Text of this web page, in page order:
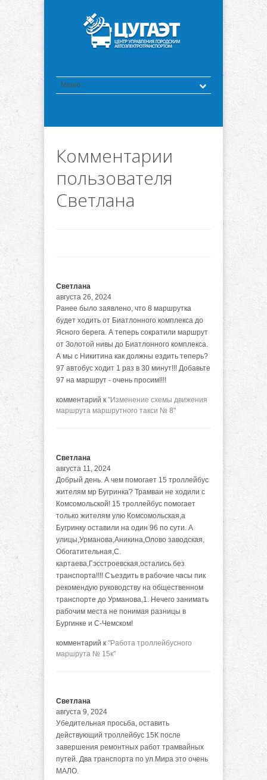
Комментарии
пользователя
Светлана
Светлана
августа 26, 2024
Ранее было заявлено, что 8 маршрутка
будет ходить от Биатлонного комплекса до
Ясного берега. А теперь сократили маршрут
от Золотой нивы до Биатлонного комплекса.
А мы с Никитина как должны ездить теперь?
97 автобус ходит 1 раз в 30 минут!!! Добавьте
97 на маршрут - очень просим!!!!
комментарий к "Изменение схемы движения
маршрута маршрутного такси № 8"
Светлана
августа 11, 2024
Добрый день. А чем помогает 15 троллейбус
жителям мр Бугринка? Трамваи не ходили с
Комсомольской! 15 троллейбус помогает
только жителям улю Комсомольская,а
Бугринку оставили на один 96 по сути. А
улицы,Урманова,Аникина,Олово заводская,
Обогатительная,С.
картаева,Гэсстроевская,остались без
транспорта!!!! Съездить в рабочие часы пик
рекомендую руководству на общественном
транспорте до Урманова,1. Нечего занимать
рабочим места не понимая разницы в
Бургинке и С-Чемском!
комментарий к "Работа троллейбусного
маршрута № 15к"
Светлана
августа 9, 2024
Убедительная просьба, оставить
действующий троллейбус 15К после
завершения ремонтных работ трамвайных
путей. Два транспорта по ул.Мира это очень
МАЛО.